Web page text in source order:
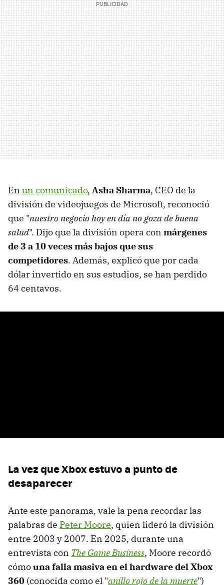
En un comunicado, Asha Sharma, CEO de la
división de videojuegos de Microsoft, reconoció
que "nuestro negocio hoy en día no goza de buena
salud". Dijo que la división opera con márgenes
de 3 a 10 veces más bajos que sus
competidores. Además, explicó que por cada
dólar invertido en sus estudios, se han perdido
64 centavos.
La vez que Xbox estuvo a punto de
desaparecer
Ante este panorama, vale la pena recordar las
palabras de Peter Moore, quien lideró la división
entre 2003 y 2007. En 2025, durante una
entrevista con The Game Business, Moore recordó
cómouna falla masiva en el hardware del Xbox
360 (conocida como el "anillo rojo de la muerte")